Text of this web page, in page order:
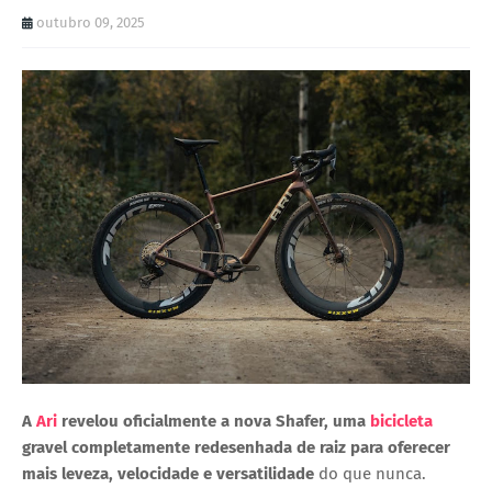
outubro 09, 2025
A Ari revelou oficialmente a nova Shafer, uma bicicleta
gravelcompletamente redesenhada de raiz para oferecer
mais leveza, velocidade e versatilidade do que nunca.